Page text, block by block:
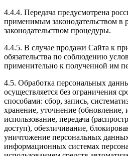
4.4.4. Передача предусмотрена
применимым законодательством в
законодательством процедуры.
4.4.5. В случае продажи Сайта к
обязательства по соблюдению
применительно к полученной им
4.5. Обработка персональных
осуществляется без ограничения
способами: сбор, запись,
хранение, уточнение (обновление,
использование, передача
доступ), обезличивание,
уничтожение персональных
информационных системах